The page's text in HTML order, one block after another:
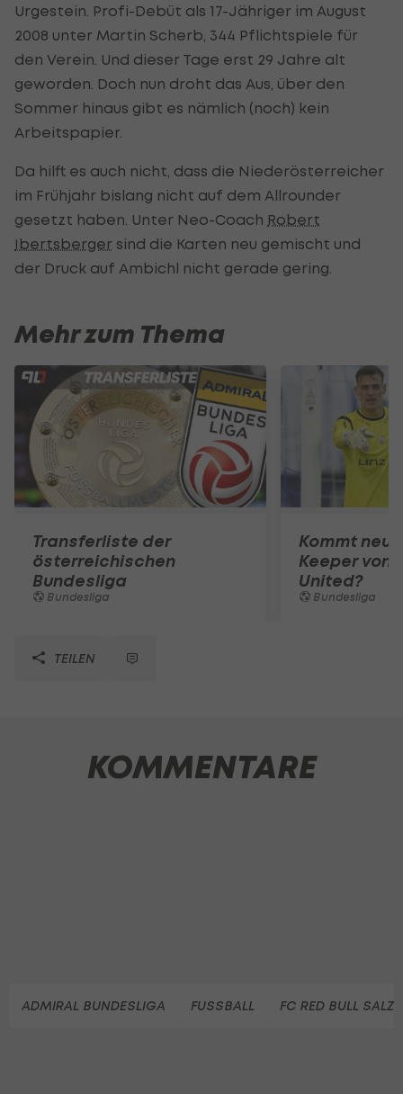
Urgestein. Profi-Debüt als 17-Jähriger im August
2008 unter Martin Scherb, 344 Pflichtspiele für
den Verein. Und dieser Tage erst 29 Jahre alt
geworden. Doch nun droht das Aus, über den
Sommer hinaus gibt es nämlich (noch) kein
Arbeitspapier.
Da hilft es auch nicht, dass die Niederösterreicher
im Frühjahr bislang nicht auf dem Allrounder
gesetzt haben. Unter Neo-Coach Robert
Ibertsberger sind die Karten neu gemischt und
der Druck auf Ambichl nicht gerade gering.
Mehr zum Thema
Transferliste der
österreichischen
Bundesliga
Bundesliga
Kommt
Keeper von
United?
Bundesliga
TEILEN
KOMMENTARE
ADMIRAL BUNDESLIGA FUSSBALL FC RED BULL